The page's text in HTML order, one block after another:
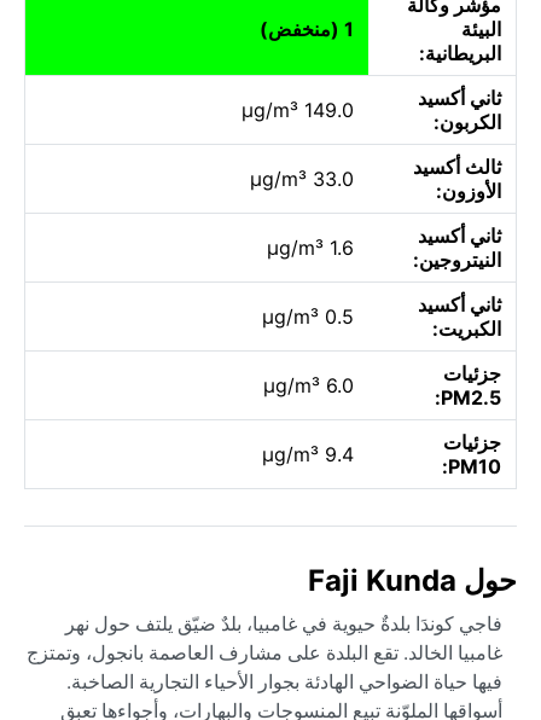
البيئة
البريطانية:
1 (منخفض)
ثاني أكسيد
الكربون:
149.0 µg/m³
ثالث أكسيد
الأوزون:
33.0 µg/m³
ثاني أكسيد
النيتروجين:
1.6 µg/m³
ثاني أكسيد
الكبريت:
0.5 µg/m³
جزئيات
PM2.5:
6.0 µg/m³
جزئيات
PM10:
9.4 µg/m³
حول Faji Kunda
فاجي كوندَا بلدةٌ حيوية في غامبيا، بلدٌ ضيّق يلتف حول نهر
غامبيا الخالد. تقع البلدة على مشارف العاصمة بانجول، وتمتزج
فيها حياة الضواحي الهادئة بجوار الأحياء التجارية الصاخبة.
أسواقها الملوّنة تبيع المنسوجات والبهارات، وأجواءها تعبق